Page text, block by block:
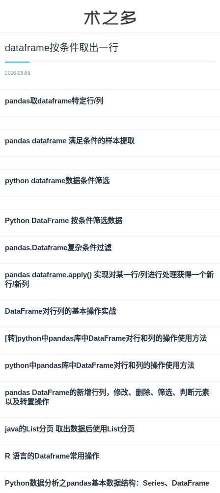
dataframe按条件取出一行
2026-08-08
pandas取dataframe特定行/列
pandas dataframe 满足条件的样本提取
python dataframe数据条件筛选
Python DataFrame 按条件筛选数据
pandas.Dataframe复杂条件过滤
pandas dataframe.apply() 实现对某一行/列进行处理获得一个新
行/新列
DataFrame对行列的基本操作实战
[转]python中pandas库中DataFrame对行和列的操作使用方法
python中pandas库中DataFrame对行和列的操作使用方法
pandas DataFrame的新增行列，修改、删除、筛选、判断元素
以及转置操作
java的List分页 取出数据后使用List分页
R 语言的Dataframe常用操作
Python数据分析之pandas基本数据结构：Series、DataFrame